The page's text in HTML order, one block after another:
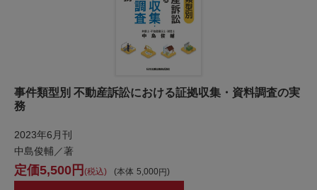
事件類型別 不動産訴訟における証拠収集・資料調査の実
務
2023年6月刊
中島俊輔／著
本体 5,000
5,500 税込